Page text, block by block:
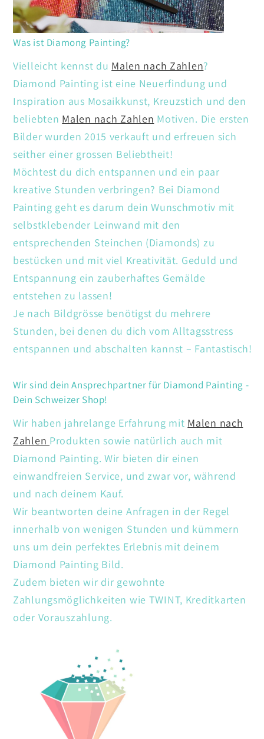
Was ist Diamong Painting?
Vielleicht kennst du Malen nach Zahlen?
Diamond Painting ist eine Neuerfindung und
Inspiration aus Mosaikkunst, Kreuzstich und den
beliebten Malen nach Zahlen Motiven. Die ersten
Bilder wurden 2015 verkauft und erfreuen sich
seither einer grossen Beliebtheit!
Möchtest du dich entspannen und ein paar
kreative Stunden verbringen? Bei Diamond
Painting geht es darum dein Wunschmotiv mit
selbstklebender Leinwand mit den
entsprechenden Steinchen (Diamonds) zu
bestücken und mit viel Kreativität. Geduld und
Entspannung ein zauberhaftes Gemälde
entstehen zu lassen!
Je nach Bildgrösse benötigst du mehrere
Stunden, bei denen du dich vom Alltagsstress
entspannen und abschalten kannst – Fantastisch!
Wir sind dein Ansprechpartner für Diamond Painting -
Dein Schweizer Shop!
Wir haben jahrelange Erfahrung mit Malen nach
Zahlen Produkten sowie natürlich auch mit
Diamond Painting. Wir bieten dir einen
einwandfreien Service, und zwar vor, während
und nach deinem Kauf.
Wir beantworten deine Anfragen in der Regel
innerhalb von wenigen Stunden und kümmern
uns um dein perfektes Erlebnis mit deinem
Diamond Painting Bild.
Zudem bieten wir dir gewohnte
Zahlungsmöglichkeiten wie TWINT, Kreditkarten
oder Vorauszahlung.